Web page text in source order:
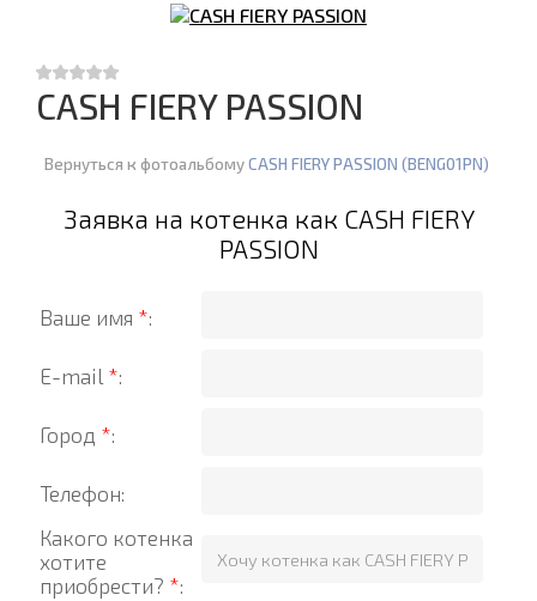
CASH FIERY PASSION
Вернуться к фотоальбомуCASH FIERY PASSION (BENG01PN)
Заявка на котенка как CASH FIERY
PASSION
Ваше имя *:
E-mail *:
Город *:
Телефон:
Какого котенка
хотите
приобрести? *: